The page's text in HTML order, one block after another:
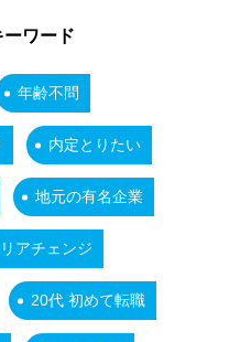
ワード
年齢不問
内定とりたい
地元の有名企業
アチェンジ
20代 初めて転職